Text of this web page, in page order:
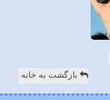
بازگشت به خانه